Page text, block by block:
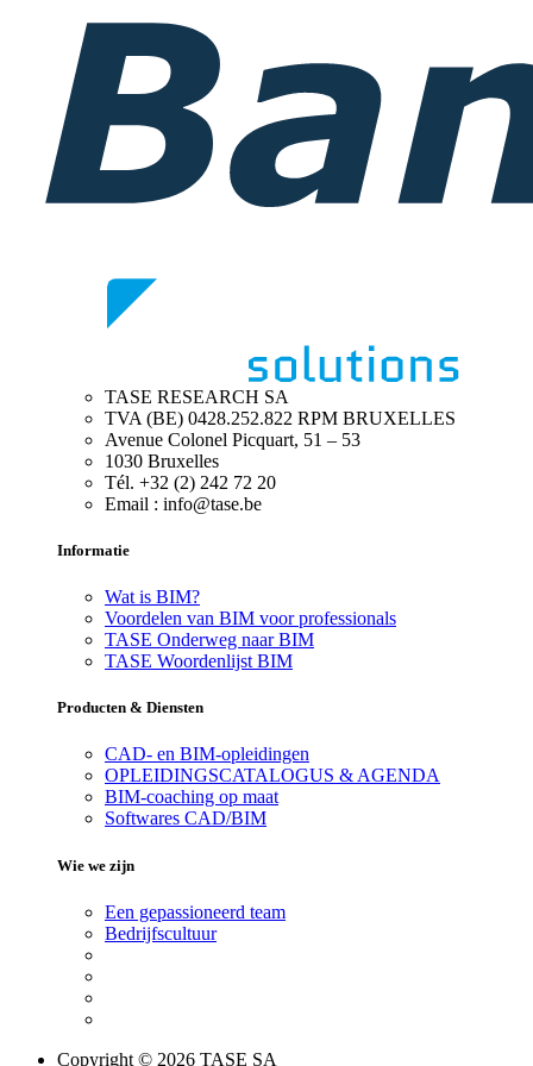
TASE RESEARCH SA
TVA (BE) 0428.252.822 RPM BRUXELLES
Avenue Colonel Picquart, 51 – 53
1030 Bruxelles
Tél. +32 (2) 242 72 20
Email : info@tase.be
Informatie
Wat is BIM?
Voordelen van BIM voor professionals
TASE Onderweg naar BIM
TASE Woordenlijst BIM
Producten & Diensten
CAD- en BIM-opleidingen
OPLEIDINGSCATALOGUS & AGENDA
BIM-coaching op maat
Softwares CAD/BIM
Wie we zijn
Een gepassioneerd team
Bedrijfscultuur
Copyright © 2026 TASE SA